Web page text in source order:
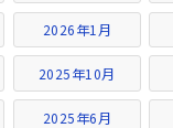
2026年1月
2025年10月
2025年6月